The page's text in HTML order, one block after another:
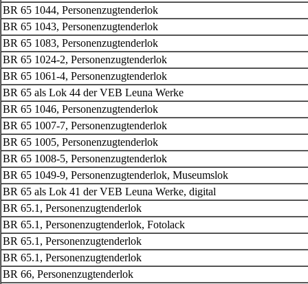
BR 65 1044, Personenzugtenderlok
BR 65 1043, Personenzugtenderlok
BR 65 1083, Personenzugtenderlok
BR 65 1024-2, Personenzugtenderlok
BR 65 1061-4, Personenzugtenderlok
BR 65 als Lok 44 der VEB Leuna Werke
BR 65 1046, Personenzugtenderlok
BR 65 1007-7, Personenzugtenderlok
BR 65 1005, Personenzugtenderlok
BR 65 1008-5, Personenzugtenderlok
BR 65 1049-9, Personenzugtenderlok, Museumslok
BR 65 als Lok 41 der VEB Leuna Werke, digital
BR 65.1, Personenzugtenderlok
BR 65.1, Personenzugtenderlok, Fotolack
BR 65.1, Personenzugtenderlok
BR 65.1, Personenzugtenderlok
BR 66, Personenzugtenderlok